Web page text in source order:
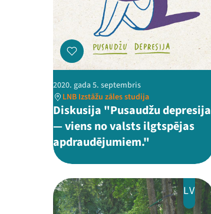
2020. gada 5. septembris
LNB Izstāžu zāles studija
Diskusija "Pusaudžu depresija
— viens no valsts ilgtspējas
apdraudējumiem."
LV